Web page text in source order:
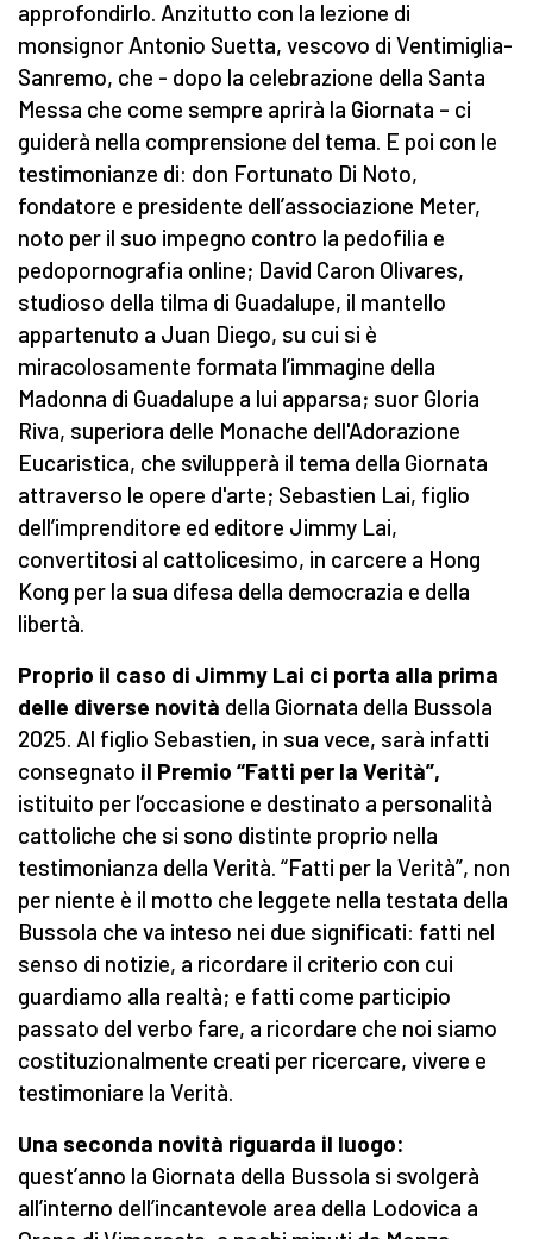
approfondirlo. Anzitutto con la lezione di
monsignor Antonio Suetta, vescovo di Ventimiglia-
Sanremo, che - dopo la celebrazione della Santa
Messa che come sempre aprirà la Giornata – ci
guiderà nella comprensione del tema. E poi con le
testimonianze di: don Fortunato Di Noto,
fondatore e presidente dell’associazione Meter,
noto per il suo impegno contro la pedofilia e
pedopornografia online; David Caron Olivares,
studioso della tilma di Guadalupe, il mantello
appartenuto a Juan Diego, su cui si è
miracolosamente formata l’immagine della
Madonna di Guadalupe a lui apparsa; suor Gloria
Riva, superiora delle Monache dell'Adorazione
Eucaristica, che svilupperà il tema della Giornata
attraverso le opere d'arte; Sebastien Lai, figlio
dell’imprenditore ed editore Jimmy Lai,
convertitosi al cattolicesimo, in carcere a Hong
Kong per la sua difesa della democrazia e della
libertà.
Proprio il caso di Jimmy Lai ci porta alla prima
delle diverse novità della Giornata della Bussola
2025. Al figlio Sebastien, in sua vece, sarà infatti
consegnato il Premio “Fatti per la Verità”,
istituito per l’occasione e destinato a personalità
cattoliche che si sono distinte proprio nella
testimonianza della Verità. “Fatti per la Verità”, non
per niente è il motto che leggete nella testata della
Bussola che va inteso nei due significati: fatti nel
senso di notizie, a ricordare il criterio con cui
guardiamo alla realtà; e fatti come participio
passato del verbo fare, a ricordare che noi siamo
costituzionalmente creati per ricercare, vivere e
testimoniare la Verità.
Una seconda novità riguarda il luogo:
quest’anno la Giornata della Bussola si svolgerà
all’interno dell’incantevole area della Lodovica a